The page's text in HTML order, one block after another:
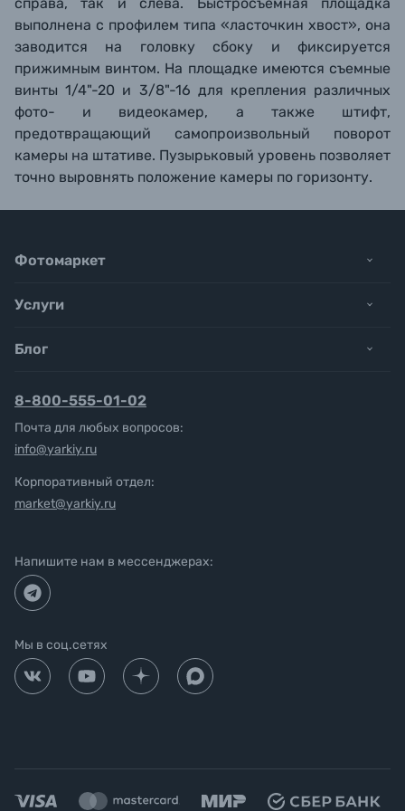
выполнена с профилем типа «ласточкин хвост», она
заводится на головку сбоку и фиксируется
прижимным винтом. На площадке имеются съемные
винты 1/4"-20 и 3/8"-16 для крепления различных
фото- и видеокамер, а также штифт,
предотвращающий самопроизвольный поворот
камеры на штативе. Пузырьковый уровень позволяет
точно выровнять положение камеры по горизонту.
Фотомаркет
Услуги
Блог
8-800-555-01-02
Почта для любых вопросов:
info@yarkiy.ru
Корпоративный отдел:
market@yarkiy.ru
Напишите нам в мессенджерах:
Мы в соц.сетях